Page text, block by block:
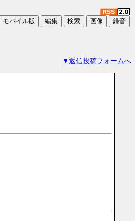
▼返信投稿フォームへ